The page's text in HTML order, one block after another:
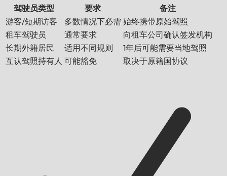
驾驶员类型 要求
备注
游客/短期访客
多数情况下必需 始终携带原始驾照
租车驾驶员
通常要求
向租车公司确认签发机构
长期外籍居民
适用不同规则
1年后可能需要当地驾照
互认驾照持有人 可能豁免 取决于原籍国协议